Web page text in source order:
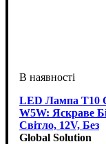
LED Лампа T10
W5W: Яскраве
Світло, 12V, Без
Полярності
Global Solution